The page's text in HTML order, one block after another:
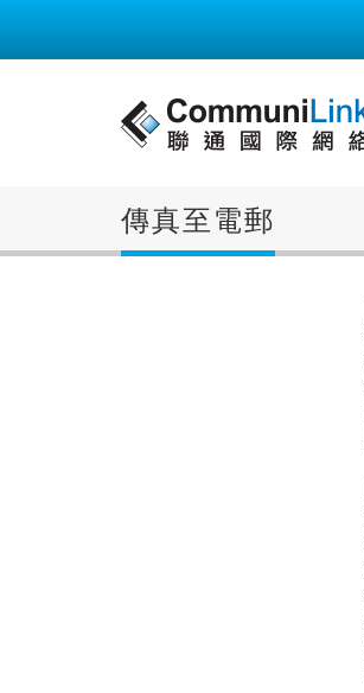
傳真至電郵